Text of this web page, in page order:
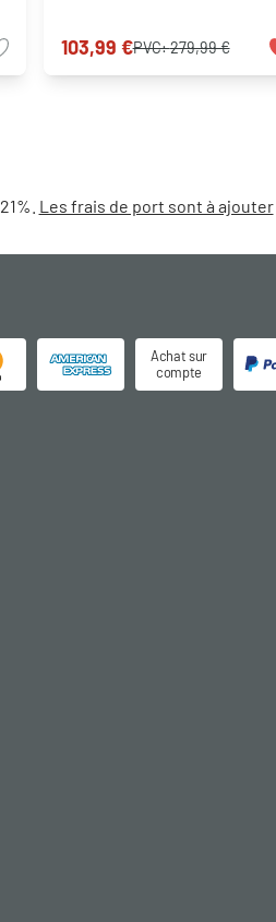
103,99 €PVC:279,99 €
Les frais de port sont à ajouter
Achat sur
compte